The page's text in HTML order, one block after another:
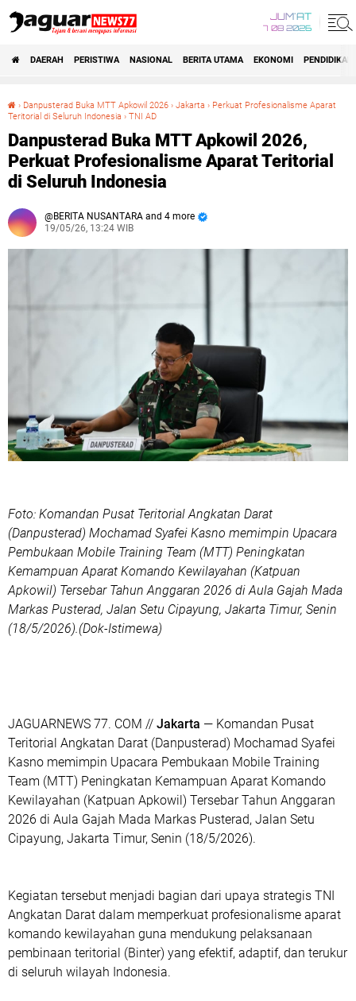
JUM'AT
7 08 2026
DAERAH PERISTIWA NASIONAL BERITA UTAMA EKONOMI PENDIDIKAN
› ‎Danpusterad Buka MTT Apkowil 2026 › Jakarta › Perkuat Profesionalisme Aparat
Teritorial di Seluruh Indonesia‎ › TNI AD
‎Danpusterad Buka MTT Apkowil 2026,
Perkuat Profesionalisme Aparat Teritorial
di Seluruh Indonesia‎
BERITA NUSANTARA and 4 more
19/05/26, 13:24 WIB
Foto: Komandan Pusat Teritorial Angkatan Darat
(Danpusterad) Mochamad Syafei Kasno memimpin Upacara
Pembukaan Mobile Training Team (MTT) Peningkatan
Kemampuan Aparat Komando Kewilayahan (Katpuan
Apkowil) Tersebar Tahun Anggaran 2026 di Aula Gajah Mada
Markas Pusterad, Jalan Setu Cipayung, Jakarta Timur, Senin
(18/5/2026).(Dok-Istimewa)
‎JAGUARNEWS 77. COM // Jakarta — Komandan Pusat
Teritorial Angkatan Darat (Danpusterad) Mochamad Syafei
Kasno memimpin Upacara Pembukaan Mobile Training
Team (MTT) Peningkatan Kemampuan Aparat Komando
Kewilayahan (Katpuan Apkowil) Tersebar Tahun Anggaran
2026 di Aula Gajah Mada Markas Pusterad, Jalan Setu
Cipayung, Jakarta Timur, Senin (18/5/2026).
Kegiatan tersebut menjadi bagian dari upaya strategis TNI
Angkatan Darat dalam memperkuat profesionalisme aparat
komando kewilayahan guna mendukung pelaksanaan
pembinaan teritorial (Binter) yang efektif, adaptif, dan terukur
di seluruh wilayah Indonesia.